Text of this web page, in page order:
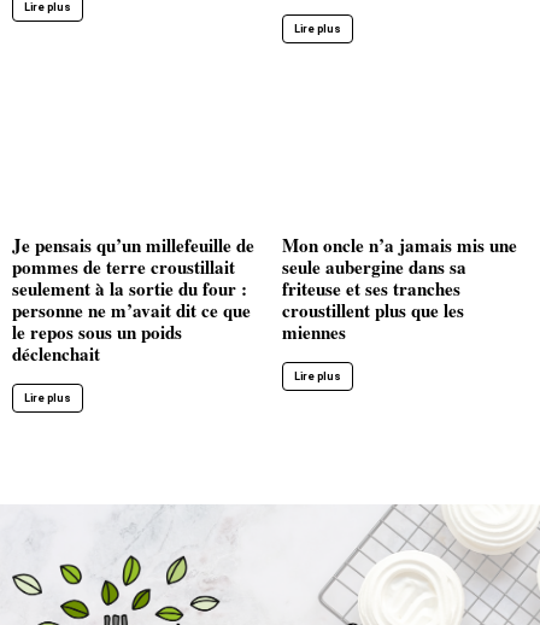
Lire plus
Lire plus
Je pensais qu’un millefeuille de
pommes de terre croustillait
seulement à la sortie du four :
personne ne m’avait dit ce que
le repos sous un poids
déclenchait
Lire plus
Mon oncle n’a jamais mis une
seule aubergine dans sa
friteuse et ses tranches
croustillent plus que les
miennes
Lire plus